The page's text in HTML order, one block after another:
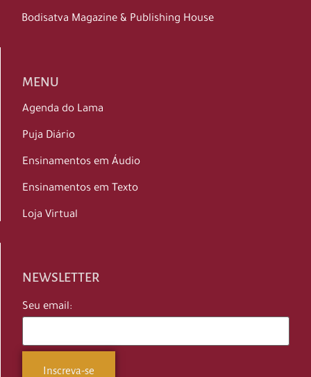
Bodisatva Magazine & Publishing House
MENU
Agenda do Lama
Puja Diário
Ensinamentos em Áudio
Ensinamentos em Texto
Loja Virtual
NEWSLETTER
Seu email: